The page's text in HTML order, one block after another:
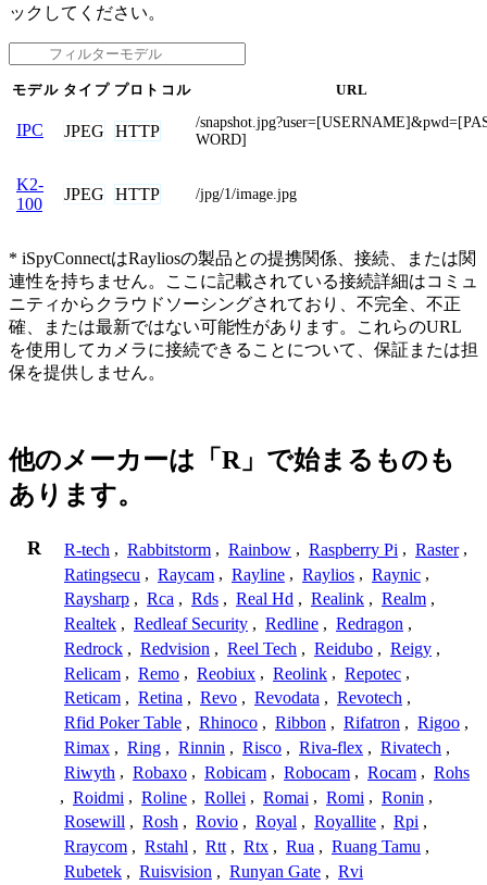
ックしてください。
モデル タイプ プロトコル URL
IPC JPEG HTTP
/
WORD]
K2-
100
JPEG HTTP /jpg/1/image.jpg
* iSpyConnectはRayliosの製品との提携関係、接続、または関
連性を持ちません。ここに記載されている接続詳細はコミュ
ニティからクラウドソーシングされており、不完全、不正
確、または最新ではない可能性があります。これらのURL
を使用してカメラに接続できることについて、保証または担
保を提供しません。
他のメーカーは「R」で始まるものも
あります。
R R-tech , Rabbitstorm , Rainbow , Raspberry Pi , Raster ,
Ratingsecu , Raycam , Rayline , Raylios , Raynic ,
Raysharp , Rca , Rds , Real Hd , Realink , Realm ,
Realtek , Redleaf Security , Redline , Redragon ,
Redrock , Redvision , Reel Tech , Reidubo , Reigy ,
Relicam , Remo , Reobiux , Reolink , Repotec ,
Reticam , Retina , Revo , Revodata , Revotech ,
Rfid Poker Table , Rhinoco , Ribbon , Rifatron , Rigoo ,
Rimax , Ring , Rinnin , Risco , Riva-flex , Rivatech ,
Riwyth , Robaxo , Robicam , Robocam , Rocam , Rohs
, Roidmi , Roline , Rollei , Romai , Romi , Ronin ,
Rosewill , Rosh , Rovio , Royal , Royallite , Rpi ,
Rraycom , Rstahl , Rtt , Rtx , Rua , Ruang Tamu ,
Rubetek , Ruisvision , Runyan Gate , Rvi